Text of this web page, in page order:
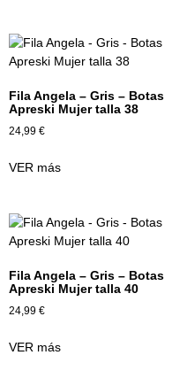
Fila Angela – Gris – Botas
Apreski Mujer talla 38
24,99 €
VER más
Fila Angela – Gris – Botas
Apreski Mujer talla 40
24,99 €
VER más